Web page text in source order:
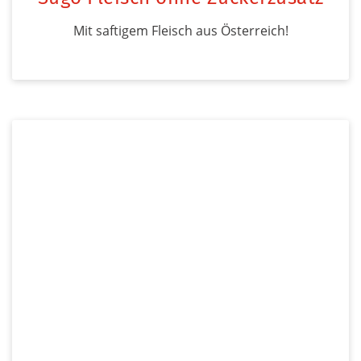
Mit saftigem Fleisch aus Österreich!